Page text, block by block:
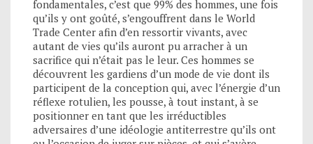
fondamentales, c’est que 99% des hommes, une fois
qu’ils y ont goûté, s’engouffrent dans le World
Trade Center afin d’en ressortir vivants, avec
autant de vies qu’ils auront pu arracher à un
sacrifice qui n’était pas le leur. Ces hommes se
découvrent les gardiens d’un mode de vie dont ils
participent de la conception qui, avec l’énergie d’un
réflexe rotulien, les pousse, à tout instant, à se
positionner en tant que les irréductibles
adversaires d’une idéologie antiterrestre qu’ils ont